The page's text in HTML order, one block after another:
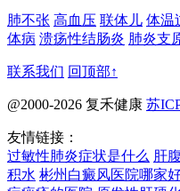
肺不张 高血压 联体儿 体温
体病 溃疡性结肠炎 肺炎支
联系我们 回顶部↑
@2000-2026 复禾健康 苏
友情链接：
过敏性肺炎症状是什么 肝
积水 彬州白癜风医院哪家